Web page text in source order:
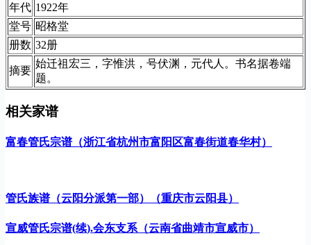
年代 1922年
堂号 昭格堂
册数 32册
摘要
始迁祖宏三，字惟洪，号伏渊，元代人。书名据卷端
题。
相关家谱
富春管氏宗谱（浙江省杭州市富阳区富春街道春华村）
管氏族谱（云阳分派第一部）（重庆市云阳县）
宣威管氏宗谱(续).会东支系（云南省曲靖市宣威市）